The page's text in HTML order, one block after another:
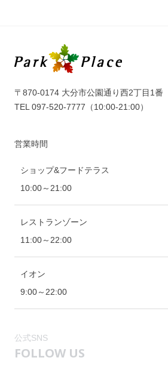
〒870-0174 大分市公園通り西2丁目1番
TEL097-520-7777 （10:00-21:00）
営業時間
ショップ&フードテラス
10:00～21:00
レストランゾーン
11:00～22:00
イオン
9:00～22:00
公式SNS
FOLLOW US